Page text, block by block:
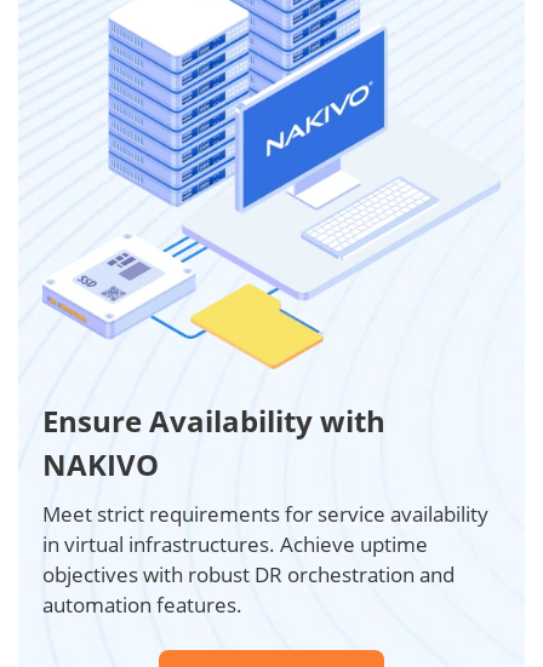
Ensure Availability with
NAKIVO
Meet strict requirements for service availability
in virtual infrastructures. Achieve uptime
objectives with robust DR orchestration and
automation features.